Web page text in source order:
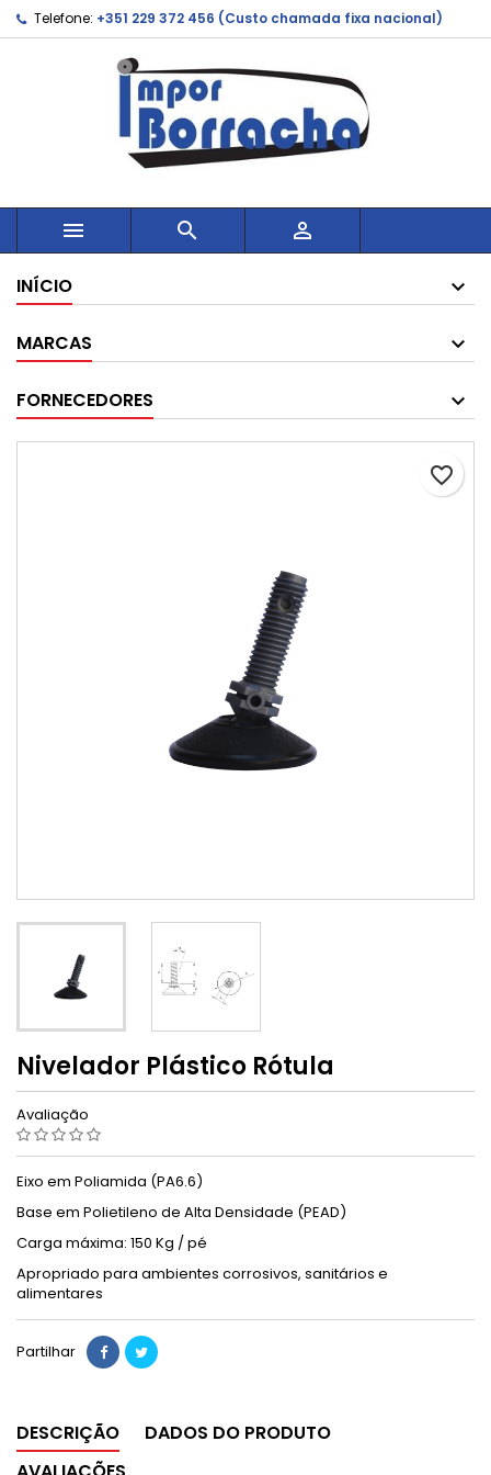
Telefone: +351 229 372 456 (Custo chamada fixa nacional)
  
INÍCIO
MARCAS
FORNECEDORES
favorite_border
Nivelador Plástico Rótula
Avaliação
Eixo em Poliamida (PA6.6)
Base em Polietileno de Alta Densidade (PEAD)
Carga máxima: 150 Kg / pé
Apropriado para ambientes corrosivos, sanitários e
alimentares
Partilhar
DESCRIÇÃO
DADOS DO PRODUTO